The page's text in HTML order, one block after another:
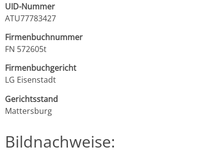
UID-Nummer
ATU77783427
Firmenbuchnummer
FN 572605t
Firmenbuchgericht
LG Eisenstadt
Gerichtsstand
Mattersburg
Bildnachweise: